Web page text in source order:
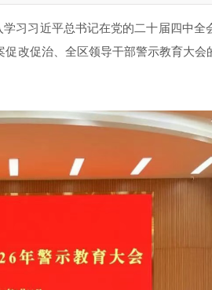
习习近平总书记在党的二十届四中全
改促治、全区领导干部警示教育大